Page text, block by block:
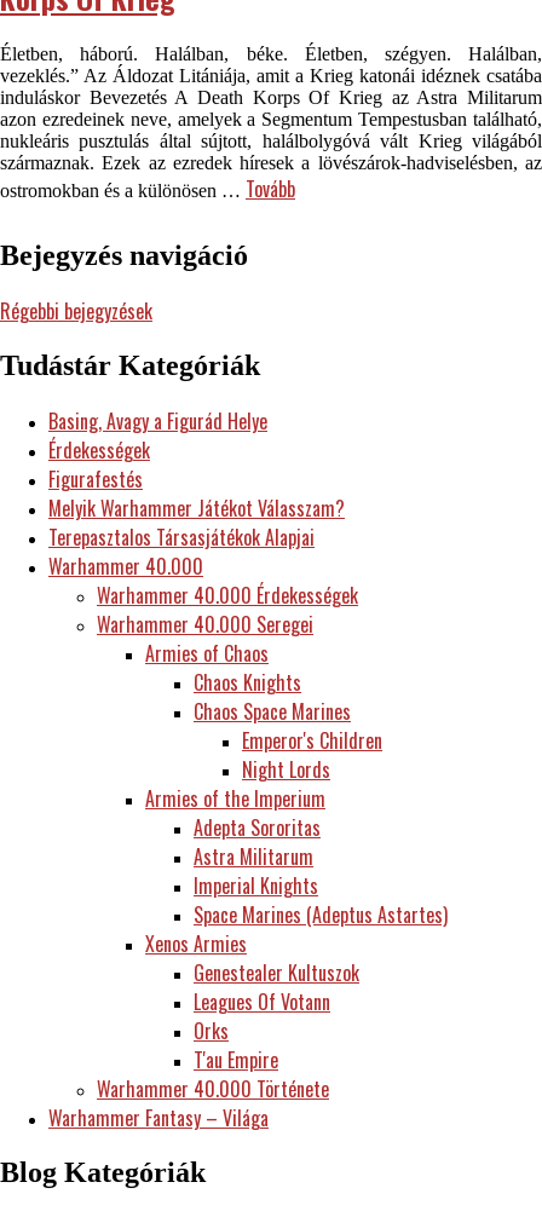
Életben, háború. Halálban, béke. Életben, szégyen. Halálban,
vezeklés.” Az Áldozat Litániája, amit a Krieg katonái idéznek csatába
induláskor Bevezetés A Death Korps Of Krieg az Astra Militarum
azon ezredeinek neve, amelyek a Segmentum Tempestusban található,
nukleáris pusztulás által sújtott, halálbolygóvá vált Krieg világából
származnak. Ezek az ezredek híresek a lövészárok-hadviselésben, az
ostromokban és a különösen … Tovább
Bejegyzés navigáció
Régebbi bejegyzések
Tudástár Kategóriák
Basing, Avagy a Figurád Helye
Érdekességek
Figurafestés
Melyik Warhammer Játékot Válasszam?
Terepasztalos Társasjátékok Alapjai
Warhammer 40.000
Warhammer 40.000 Érdekességek
Warhammer 40.000 Seregei
Armies of Chaos
Chaos Knights
Chaos Space Marines
Emperor's Children
Night Lords
Armies of the Imperium
Adepta Sororitas
Astra Militarum
Imperial Knights
Space Marines (Adeptus Astartes)
Xenos Armies
Genestealer Kultuszok
Leagues Of Votann
Orks
T'au Empire
Warhammer 40.000 Története
Warhammer Fantasy – Világa
Blog Kategóriák